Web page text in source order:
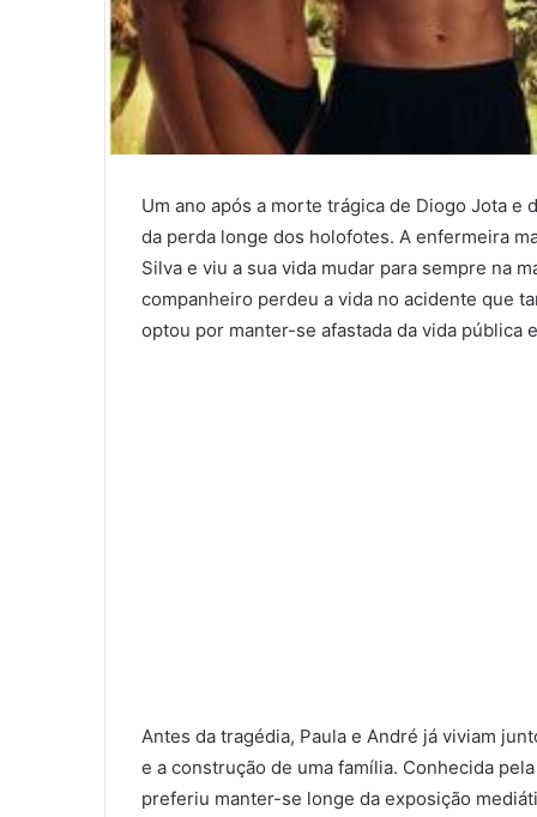
Um ano após a morte trágica de Diogo Jota e
da perda longe dos holofotes. A enfermeira
Silva e viu a sua vida mudar para sempre na
companheiro perdeu a vida no acidente que
optou por manter-se afastada da vida pública
Antes da tragédia, Paula e André já viviam
e a construção de uma família. Conhecida
preferiu manter-se longe da exposição